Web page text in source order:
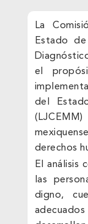
La
Estado
el
del
derechos
El análisis
las
digno,